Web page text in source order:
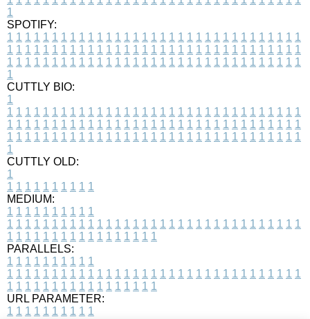
1
SPOTIFY:
1 1 1 1 1 1 1 1 1 1 1 1 1 1 1 1 1 1 1 1 1 1 1 1 1 1 1 1 1 1 1 1 1
1 1 1 1 1 1 1 1 1 1 1 1 1 1 1 1 1 1 1 1 1 1 1 1 1 1 1 1 1 1 1 1 1
1 1 1 1 1 1 1 1 1 1 1 1 1 1 1 1 1 1 1 1 1 1 1 1 1 1 1 1 1 1 1 1 1
1
CUTTLY BIO:
1
1 1 1 1 1 1 1 1 1 1 1 1 1 1 1 1 1 1 1 1 1 1 1 1 1 1 1 1 1 1 1 1 1
1 1 1 1 1 1 1 1 1 1 1 1 1 1 1 1 1 1 1 1 1 1 1 1 1 1 1 1 1 1 1 1 1
1 1 1 1 1 1 1 1 1 1 1 1 1 1 1 1 1 1 1 1 1 1 1 1 1 1 1 1 1 1 1 1 1
1
CUTTLY OLD:
1
1 1 1 1 1 1 1 1 1 1
MEDIUM:
1 1 1 1 1 1 1 1 1 1
1 1 1 1 1 1 1 1 1 1 1 1 1 1 1 1 1 1 1 1 1 1 1 1 1 1 1 1 1 1 1 1 1
1 1 1 1 1 1 1 1 1 1 1 1 1 1 1 1 1
PARALLELS:
1 1 1 1 1 1 1 1 1 1
1 1 1 1 1 1 1 1 1 1 1 1 1 1 1 1 1 1 1 1 1 1 1 1 1 1 1 1 1 1 1 1 1
1 1 1 1 1 1 1 1 1 1 1 1 1 1 1 1 1
URL PARAMETER:
1 1 1 1 1 1 1 1 1 1